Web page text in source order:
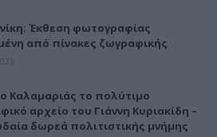
Έκθεση φωτογραφίας
από πίνακες ζωγραφικής
Καλαμαριάς το πολύτιμο
αρχείο του Γιάννη Κυριακίδη –
δωρεά πολιτιστικής μνήμης